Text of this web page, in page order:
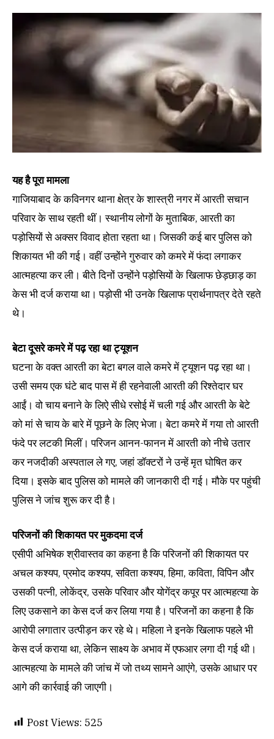
यह है पूरा मामला
गाजियाबाद के कविनगर थाना क्षेत्र के शास्त्री नगर में आरती सचान
परिवार के साथ रहती थीं। स्थानीय लोगों के मुताबिक, आरती का
पड़ोसियों से अक्सर विवाद होता रहता था। जिसकी कई बार पुलिस को
शिकायत भी की गई। वहीं उन्होंने गुरुवार को कमरे में फंदा लगाकर
आत्महत्या कर ली। बीते दिनों उन्होंने पड़ोसियों के खिलाफ छेड़छाड़ का
केस भी दर्ज कराया था। पड़ोसी भी उनके खिलाफ प्रार्थनापत्र देते रहते
थे।
बेटा दूसरे कमरे में पढ़ रहा था ट्यूशन
घटना के वक्त आरती का बेटा बगल वाले कमरे में ट्यूशन पढ़ रहा था।
उसी समय एक घंटे बाद पास में ही रहनेवाली आरती की रिश्तेदार घर
आईं। वो चाय बनाने के लिऐ सीधे रसोई में चली गई और आरती के बेटे
को मां से चाय के बारे में पूछने के लिए भेजा। बेटा कमरे में गया तो आरती
फंदे पर लटकी मिलीं। परिजन आनन-फानन में आरती को नीचे उतार
कर नजदीकी अस्पताल ले गए, जहां डॉक्टरों ने उन्हें मृत घोषित कर
दिया। इसके बाद पुलिस को मामले की जानकारी दी गई। मौके पर पहुंची
पुलिस ने जांच शुरू कर दी है।
परिजनों की शिकायत पर मुकदमा दर्ज
एसीपी अभिषेक श्रीवास्तव का कहना है कि परिजनों की शिकायत पर
अचल कश्यप, प्रमोद कश्यप, सविता कश्यप, हिमा, कविता, विपिन और
उसकी पत्नी, लोकेंद्र, उसके परिवार और योगेंद्र कपूर पर आत्महत्या के
लिए उकसाने का केस दर्ज कर लिया गया है। परिजनों का कहना है कि
आरोपी लगातार उत्पीड़न कर रहे थे। महिला ने इनके खिलाफ पहले भी
केस दर्ज कराया था, लेकिन साक्ष्य के अभाव में एफआर लगा दी गई थी।
आत्महत्या के मामले की जांच में जो तथ्य सामने आएंगे, उसके आधार पर
आगे की कार्रवाई की जाएगी।
Post Views: 525